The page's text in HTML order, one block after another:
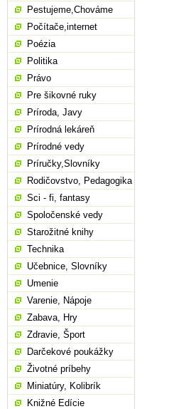
Pestujeme,Chováme
Počítače,internet
Poézia
Politika
Právo
Pre šikovné ruky
Príroda, Javy
Prírodná lekáreň
Prírodné vedy
Príručky,Slovníky
Rodičovstvo, Pedagogika
Sci - fi, fantasy
Spoločenské vedy
Starožitné knihy
Technika
Učebnice, Slovníky
Umenie
Varenie, Nápoje
Zabava, Hry
Zdravie, Šport
Darčekové poukážky
Životné príbehy
Miniatúry, Kolibrík
Knižné Edície